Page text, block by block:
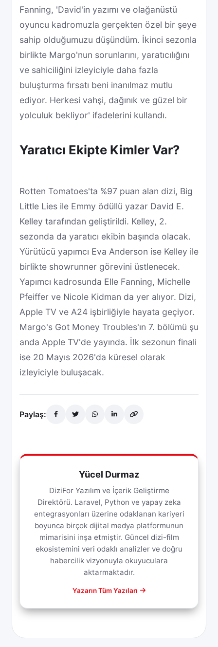
Fanning, 'David'in yazımı ve olağanüstü
oyuncu kadromuzla gerçekten özel bir şeye
sahip olduğumuzu düşündüm. İkinci sezonla
birlikte Margo'nun sorunlarını, yaratıcılığını
ve sahiciliğini izleyiciyle daha fazla
buluşturma fırsatı beni inanılmaz mutlu
ediyor. Herkesi vahşi, dağınık ve güzel bir
yolculuk bekliyor' ifadelerini kullandı.
Yaratıcı Ekipte Kimler Var?
Rotten Tomatoes'ta %97 puan alan dizi, Big
Little Lies ile Emmy ödüllü yazar David E.
Kelley tarafından geliştirildi. Kelley, 2.
sezonda da yaratıcı ekibin başında olacak.
Yürütücü yapımcı Eva Anderson ise Kelley ile
birlikte showrunner görevini üstlenecek.
Yapımcı kadrosunda Elle Fanning, Michelle
Pfeiffer ve Nicole Kidman da yer alıyor. Dizi,
Apple TV ve A24 işbirliğiyle hayata geçiyor.
Margo's Got Money Troubles'ın 7. bölümü şu
anda Apple TV'de yayında. İlk sezonun finali
ise 20 Mayıs 2026'da küresel olarak
izleyiciyle buluşacak.
Paylaş:
Yücel Durmaz
DiziFor Yazılım ve İçerik Geliştirme
Direktörü. Laravel, Python ve yapay zeka
entegrasyonları üzerine odaklanan kariyeri
boyunca birçok dijital medya platformunun
mimarisini inşa etmiştir. Güncel dizi-film
ekosistemini veri odaklı analizler ve doğru
habercilik vizyonuyla okuyuculara
aktarmaktadır.
Yazarın Tüm Yazıları